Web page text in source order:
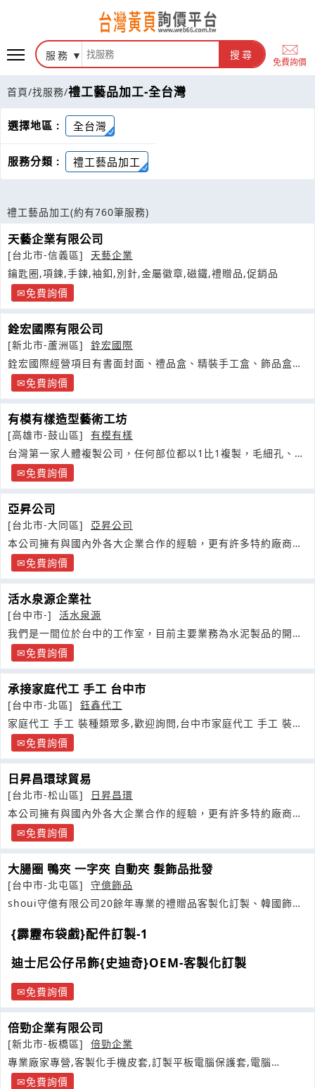
服務 搜尋
免費詢價
首頁/找服務/禮工藝品加工-全台灣
選擇地區 : 全台灣
服務分類 : 禮工藝品加工
禮工藝品加工(約有760筆服務)
天藝企業有限公司
[台北市-信義區]
天藝企業
鑰匙圈,項鍊,手鍊,袖釦,別針,金屬徽章,磁鐵,禮贈品,促銷品
免費詢價
銓宏國際有限公司
[新北市-蘆洲區]
銓宏國際
銓宏國際經營項目有書面封面、禮品盒、精裝手工盒、飾品盒，
另有皮件
免費詢價
有模有樣造型藝術工坊
[高雄市-鼓山區]
有模有樣
台灣第一家人體複製公司，任何部位都以1比1複製，毛細孔、紋
路都能複製
免費詢價
亞昇公司
[台北市-大同區]
亞昇公司
本公司擁有與國內外各大企業合作的經驗，更有許多特約廠商指
定合作免費詢價
活水泉源企業社
[台中市-]
活水泉源
我們是一間位於台中的工作室，目前主要業務為水泥製品的開發
及生產免費詢價
承接家庭代工 手工 台中市
[台中市-北區]
鈺鑫代工
家庭代工 手工 裝種類眾多,歡迎詢問,台中市家庭代工 手工 裝種
類眾多免費詢價
日昇昌環球貿易
[台北市-松山區]
日昇昌環
本公司擁有與國內外各大企業合作的經驗，更有許多特約廠商指
定合作免費詢價
大腸圈 鴨夾 一字夾 自動夾 髮飾品批發
[台中市-北屯區]
守億飾品
shoui守億有限公司20餘年專業的禮贈品客製化訂製、韓國飾品
{霹靂布袋戲}配件訂製-1
迪士尼公仔吊飾{史迪奇}OEM-客製化訂製
免費詢價
倍勁企業有限公司
[新北市-板橋區]
倍勁企業
專業廠家專營,客製化手機皮套,訂製平板電腦保護套,電腦
包,oem
免費詢價